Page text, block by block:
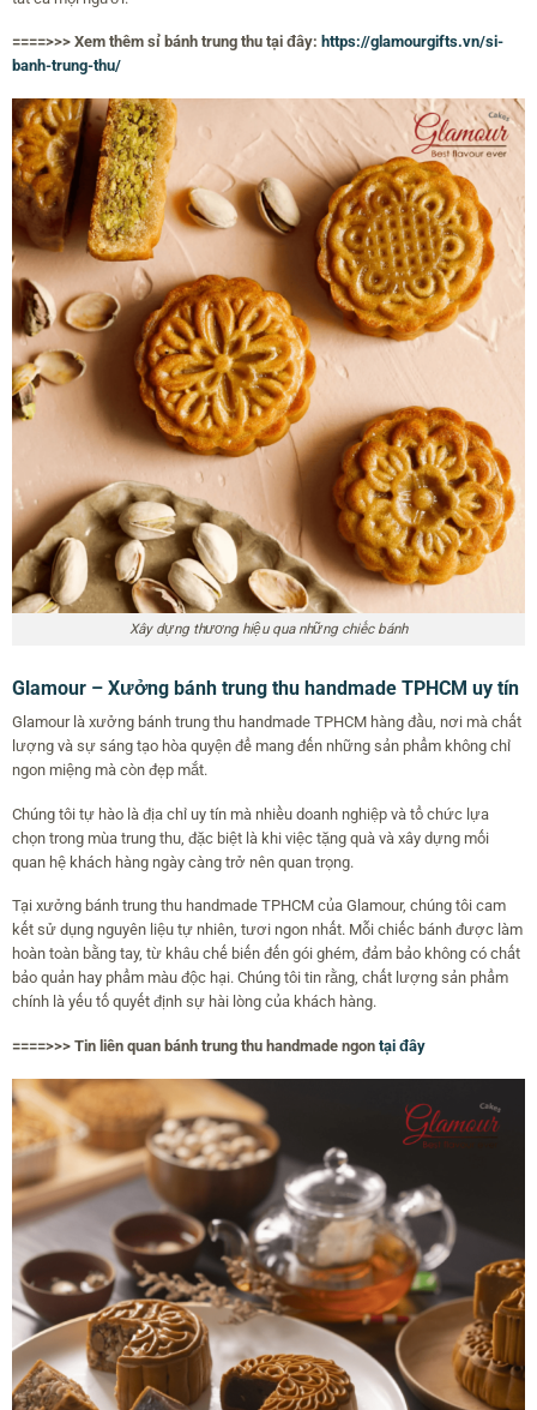
====>>> Xem thêm sỉ bánh trung thu tại đây: https://glamourgifts.vn/si-
banh-trung-thu/
Xây dựng thương hiệu qua những chiếc bánh
Glamour – Xưởng bánh trung thu handmade TPHCM uy tín
Glamour là xưởng bánh trung thu handmade TPHCM hàng đầu, nơi mà chất
lượng và sự sáng tạo hòa quyện để mang đến những sản phẩm không chỉ
ngon miệng mà còn đẹp mắt.
Chúng tôi tự hào là địa chỉ uy tín mà nhiều doanh nghiệp và tổ chức lựa
chọn trong mùa trung thu, đặc biệt là khi việc tặng quà và xây dựng mối
quan hệ khách hàng ngày càng trở nên quan trọng.
Tại xưởng bánh trung thu handmade TPHCM của Glamour, chúng tôi cam
kết sử dụng nguyên liệu tự nhiên, tươi ngon nhất. Mỗi chiếc bánh được làm
hoàn toàn bằng tay, từ khâu chế biến đến gói ghém, đảm bảo không có chất
bảo quản hay phẩm màu độc hại. Chúng tôi tin rằng, chất lượng sản phẩm
chính là yếu tố quyết định sự hài lòng của khách hàng.
====>>> Tin liên quan bánh trung thu handmade ngon tại đây